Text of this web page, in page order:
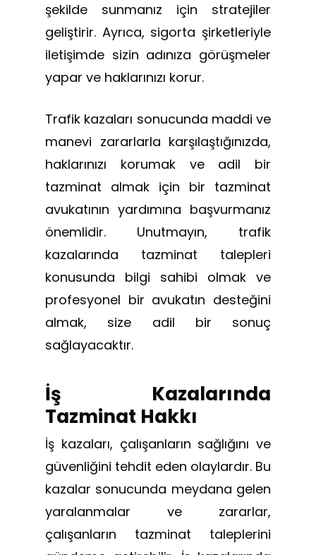
şekilde sunmanız için stratejiler
geliştirir. Ayrıca, sigorta şirketleriyle
iletişimde sizin adınıza görüşmeler
yapar ve haklarınızı korur.
Trafik kazaları sonucunda maddi ve
manevi zararlarla karşılaştığınızda,
haklarınızı korumak ve adil bir
tazminat almak için bir tazminat
avukatının yardımına başvurmanız
önemlidir. Unutmayın, trafik
kazalarında tazminat talepleri
konusunda bilgi sahibi olmak ve
profesyonel bir avukatın desteğini
almak, size adil bir sonuç
sağlayacaktır.
İş Kazalarında
Tazminat Hakkı
İş kazaları, çalışanların sağlığını ve
güvenliğini tehdit eden olaylardır. Bu
kazalar sonucunda meydana gelen
yaralanmalar ve zararlar,
çalışanların tazminat taleplerini